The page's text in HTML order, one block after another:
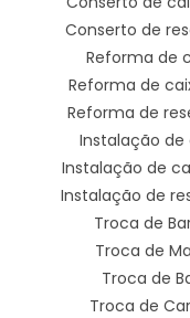
Conserto de
Reforma de
Reforma de
Reforma de
Instalação de
Instalação de
Instalação de
Troca de
Troca de
Troca de
Troca de